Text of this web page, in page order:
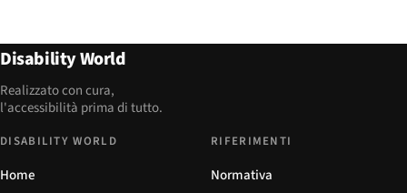
Disability World
Realizzato con cura,
l'accessibilità prima di tutto.
DISABILITY WORLD
Home
RIFERIMENTI
Normativa